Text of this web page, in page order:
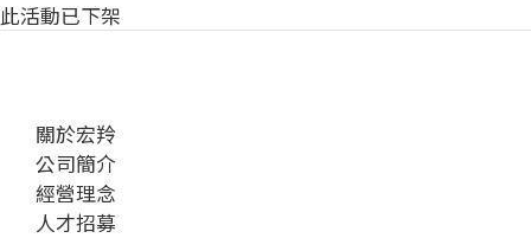
此活動已下架
關於宏羚
公司簡介
經營理念
人才招募